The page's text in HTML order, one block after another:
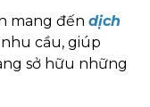
mang đến dịch
cầu, giúp
sở hữu những